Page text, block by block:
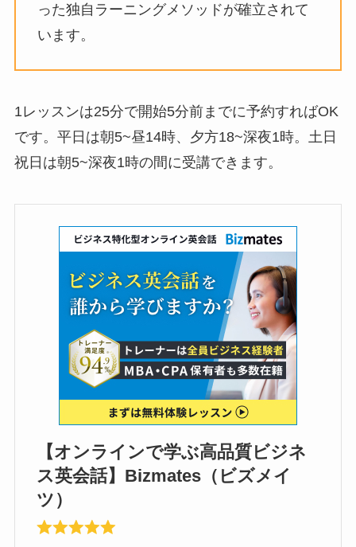
った独自ラーニングメソッドが確立されて
います。
1レッスンは25分で開始5分前までに予約すればOK
です。 平日は朝5~昼14時、 夕方18~深夜1時。 土日
祝日は朝5~深夜1時の間に受講できます。
【オンラインで学ぶ高品質ビジネ
ス英会話】Bizmates（ビズメイ
ツ）